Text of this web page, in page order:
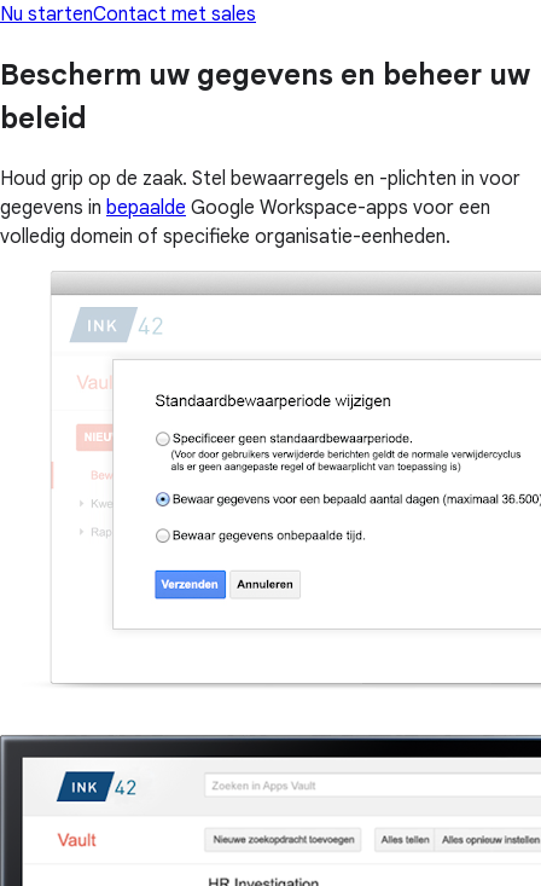
Nu startenContact met sales
Bescherm uw gegevens en beheer uw
beleid
Houd grip op de zaak. Stel bewaarregels en -plichten in voor
gegevens in bepaalde Google Workspace-apps voor een
volledig domein of specifieke organisatie-eenheden.